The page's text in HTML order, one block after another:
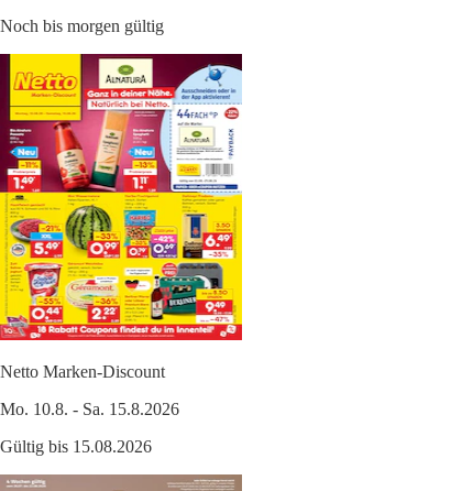
Noch bis morgen gültig
Netto Marken-Discount
Mo. 10.8. - Sa. 15.8.2026
Gültig bis 15.08.2026